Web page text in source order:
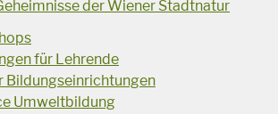
der Wiener Stadtnatur
für Lehrende
Bildungseinrichtungen
Umweltbildung